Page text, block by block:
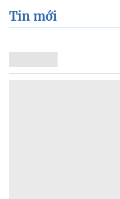
Tin mới